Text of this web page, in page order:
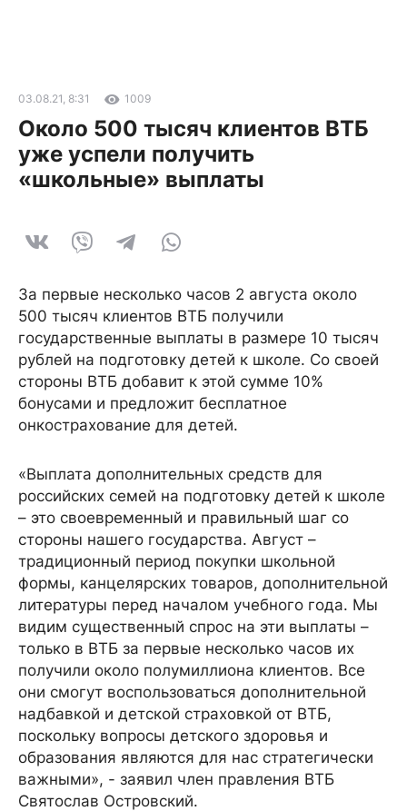
03.08.21, 8:31 1009
Около 500 тысяч клиентов ВТБ
уже успели получить
«школьные» выплаты
За первые несколько часов 2 августа около
500 тысяч клиентов ВТБ получили
государственные выплаты в размере 10 тысяч
рублей на подготовку детей к школе. Со своей
стороны ВТБ добавит к этой сумме 10%
бонусами и предложит бесплатное
онкострахование для детей.
«Выплата дополнительных средств для
российских семей на подготовку детей к школе
– это своевременный и правильный шаг со
стороны нашего государства. Август –
традиционный период покупки школьной
формы, канцелярских товаров, дополнительной
литературы перед началом учебного года. Мы
видим существенный спрос на эти выплаты –
только в ВТБ за первые несколько часов их
получили около полумиллиона клиентов. Все
они смогут воспользоваться дополнительной
надбавкой и детской страховкой от ВТБ,
поскольку вопросы детского здоровья и
образования являются для нас стратегически
важными», - заявил член правления ВТБ
Святослав Островский.